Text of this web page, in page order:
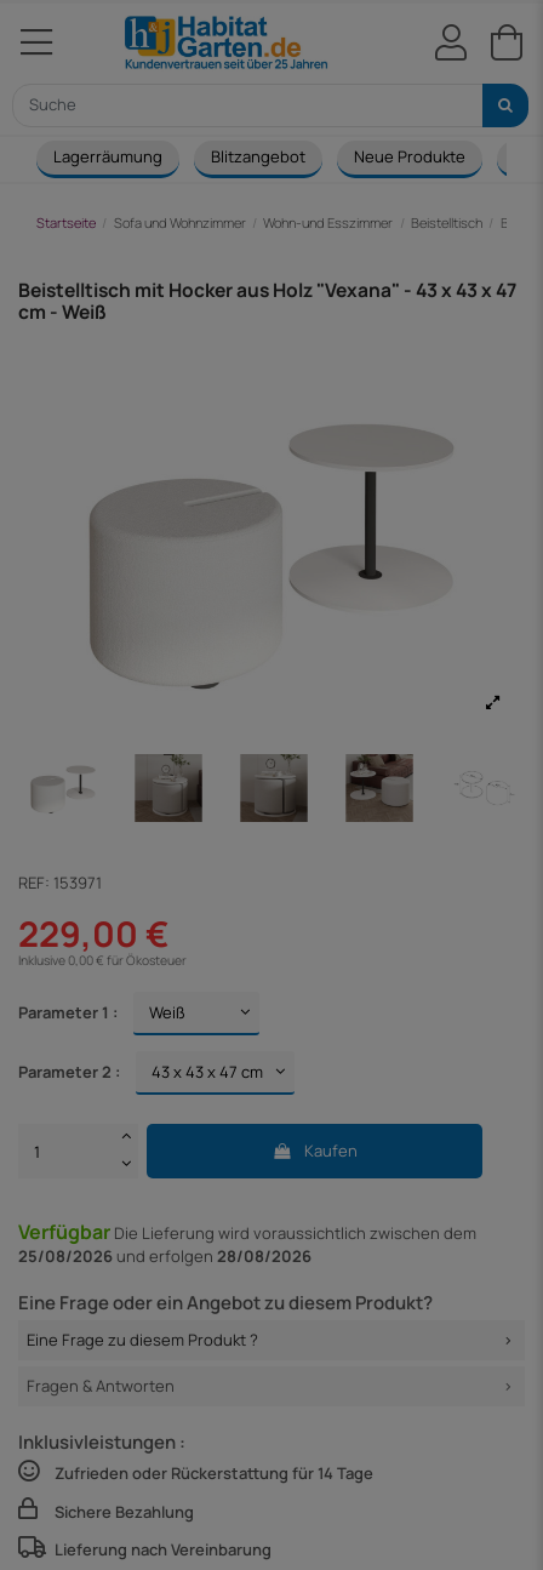
Lagerräumung Blitzangebot Neue Produkte
Startseite Sofa und Wohnzimmer Wohn-und Esszimmer Beistelltisch
Beistelltisch mit Hocker aus Holz "Vexana" - 43 x 43 x 47
cm - Weiß
REF: 153971
229,00 €
Inklusive 0,00 € für Ökosteuer
Parameter 1 :
Parameter 2 :
Kaufen
Verfügbar Die Lieferung wird voraussichtlich zwischen dem
25/08/2026 und erfolgen 28/08/2026
Eine Frage oder ein Angebot zu diesem Produkt?
Eine Frage zu diesem Produkt ?
Fragen & Antworten
Inklusivleistungen :
Zufrieden oder Rückerstattung für 14 Tage
Sichere Bezahlung
Lieferung nach Vereinbarung